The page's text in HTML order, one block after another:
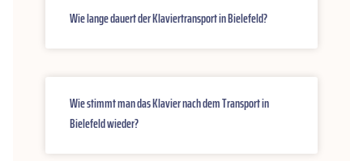
Wie lange dauert der Klaviertransport in Bielefeld?
Wie stimmt man das Klavier nach dem Transport in
Bielefeld wieder?